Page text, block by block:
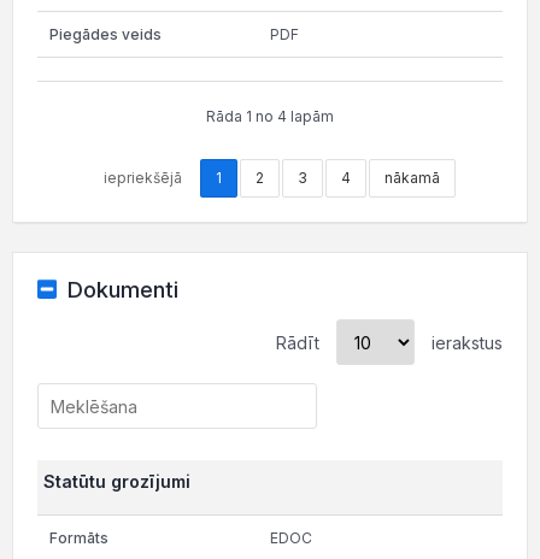
PDF
Rāda 1 no 4 lapām
iepriekšējā 1 2 3 4 nākamā
Dokumenti
Rādīt ierakstus
Statūtu grozījumi
EDOC